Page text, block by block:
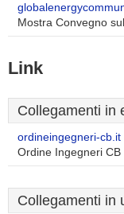
Mostra Convegno
Link
Collegamenti in
ordineingegneri-cb.it
Ordine Ingegneri CB
Collegamenti in